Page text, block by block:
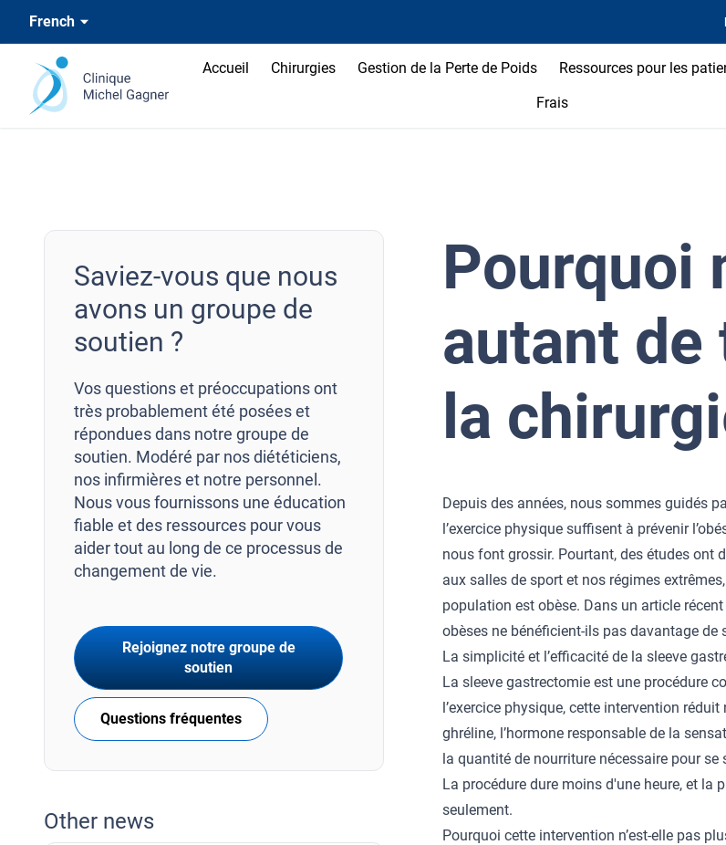
French
Accueil Chirurgies Gestion de la Perte de Poids Ressources pour les
Frais
Saviez-vous que nous
avons un groupe de
soutien ?
Vos questions et préoccupations ont
très probablement été posées et
répondues dans notre groupe de
soutien. Modéré par nos diététiciens,
nos infirmières et notre personnel.
Nous vous fournissons une éducation
fiable et des ressources pour vous
aider tout au long de ce processus de
changement de vie.
Rejoignez notre groupe de
soutien
Questions fréquentes
Other news
Pourquoi
autant de
la
Depuis des années, nous sommes guidés
l’exercice physique suffisent à prévenir
nous font grossir. Pourtant, des études ont
aux salles de sport et nos régimes
population est obèse. Dans un article
obèses ne bénéficient-ils pas davantage de
La simplicité et l’efficacité de la sleeve
La sleeve gastrectomie est une procédure
l’exercice physique, cette intervention
ghréline, l’hormone responsable de la
la quantité de nourriture nécessaire pour se
La procédure dure moins d'une heure, et la
seulement.
Pourquoi cette intervention n’est-elle pas